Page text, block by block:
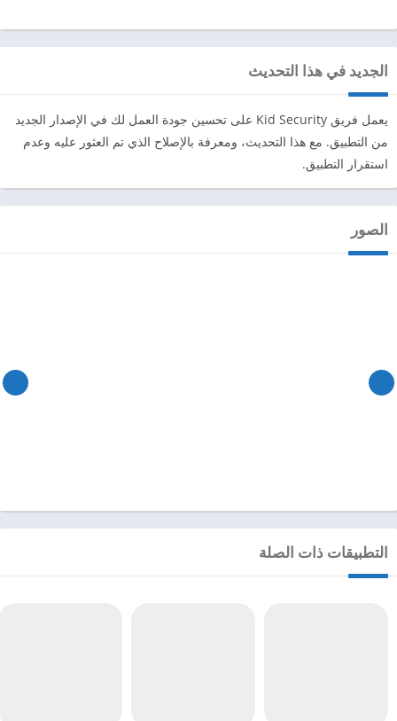
الجديد في هذا التحديث
يعمل فريق Kid Security على تحسين جودة العمل لك في الإصدار الجديد
من التطبيق. مع هذا التحديث، ومعرفة بالإصلاح الذي تم العثور عليه وعدم
استقرار التطبيق.
الصور
التطبيقات ذات الصلة